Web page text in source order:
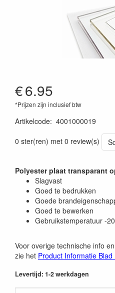
€6.95
*Prijzen zijn inclusief btw
Artikelcode: 4001000019
0 ster(ren) met 0 review(s)
Polyester plaat transparant
Slagvast
Goed te bedrukken
Goede
Goed te bewerken
Gebruikstemperatuur -
Voor overige technische info
zie het Product Informatie Blad
Levertijd: 1-2 werkdagen